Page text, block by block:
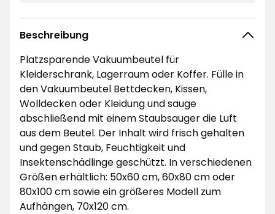
Beschreibung
Platzsparende Vakuumbeutel für
Kleiderschrank, Lagerraum oder Koffer. Fülle in
den Vakuumbeutel Bettdecken, Kissen,
Wolldecken oder Kleidung und sauge
abschließend mit einem Staubsauger die Luft
aus dem Beutel. Der Inhalt wird frisch gehalten
und gegen Staub, Feuchtigkeit und
Insektenschädlinge geschützt. In verschiedenen
Größen erhältlich: 50x60 cm, 60x80 cm oder
80x100 cm sowie ein größeres Modell zum
Aufhängen, 70x120 cm.